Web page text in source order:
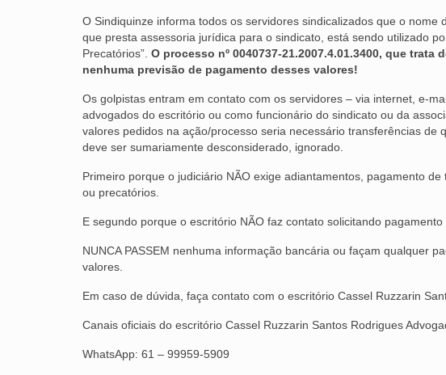
O Sindiquinze informa todos os servidores sindicalizados que o nome
que presta assessoria jurídica para o sindicato, está sendo utilizado
Precatórios”. O processo nº 0040737-21.2007.4.01.3400, que trata
nenhuma previsão de pagamento desses valores!
Os golpistas entram em contato com os servidores – via internet, e-
advogados do escritório ou como funcionário do sindicato ou da
valores pedidos na ação/processo seria necessário transferências
deve ser sumariamente desconsiderado, ignorado.
Primeiro porque o judiciário NÃO exige adiantamentos, pagamento
ou precatórios.
E segundo porque o escritório NÃO faz contato solicitando
NUNCA PASSEM nenhuma informação bancária ou façam qualquer
valores.
Em caso de dúvida, faça contato com o escritório Cassel Ruzzarin
Canais oficiais do escritório Cassel Ruzzarin Santos Rodrigues
WhatsApp: 61 – 99959-5909